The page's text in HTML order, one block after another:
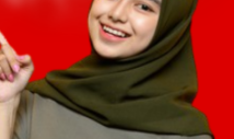
realtime.